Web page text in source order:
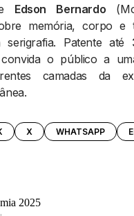
X WHATSAPP
Edson Bernardo
memória, corpo e
serigrafia. Patente até
o público a
camadas da